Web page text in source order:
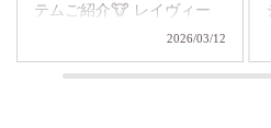
シリーズの ボディローショ
ンLVを お試しさせて頂き
ヒアルロン酸の保湿成分配
2026/03/12